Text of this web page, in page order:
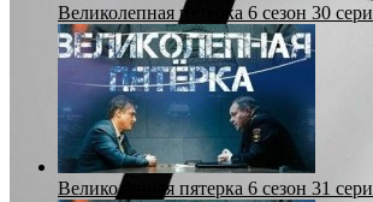
Великолепная пятерка 6 сезон 30
Великолепная пятерка 6 сезон 31